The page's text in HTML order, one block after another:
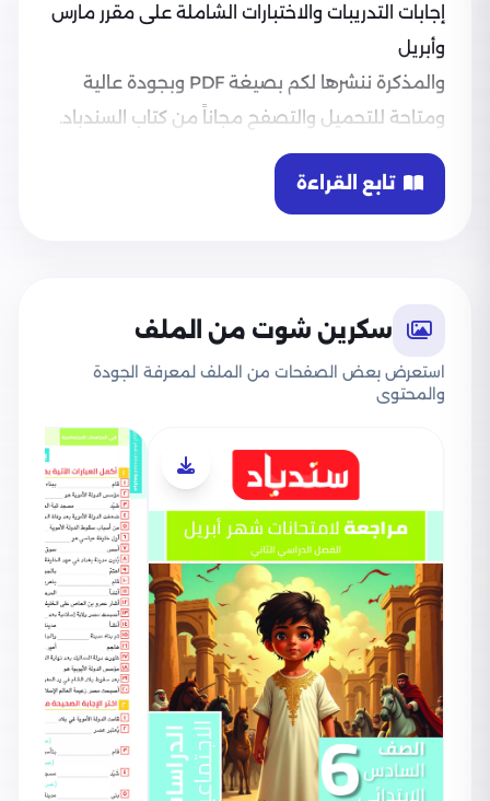
إجابات التدريبات والاختبارات الشاملة على مقرر مارس
وأبريل
والمذكرة ننشرها لكم بصيغة PDF وبجودة عالية
ومتاحة للتحميل والتصفح مجاناً من كتاب السندباد.
تابع القراءة
سكرين شوت من الملف
استعرض بعض الصفحات من الملف لمعرفة الجودة
والمحتوى